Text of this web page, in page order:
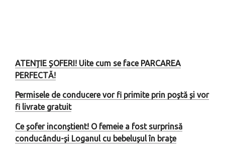
ATENȚIE ȘOFERI! Uite cum se face PARCAREA
PERFECTĂ!
Permisele de conducere vor fi primite prin poștă și vor
fi livrate gratuit
Ce șofer inconștient! O femeie a fost surprinsă
conducându-și Loganul cu bebelușul în brațe